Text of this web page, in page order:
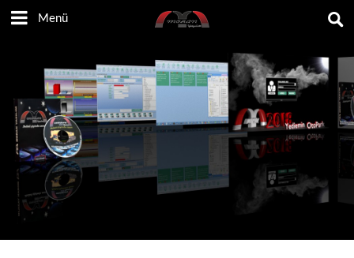
Menü